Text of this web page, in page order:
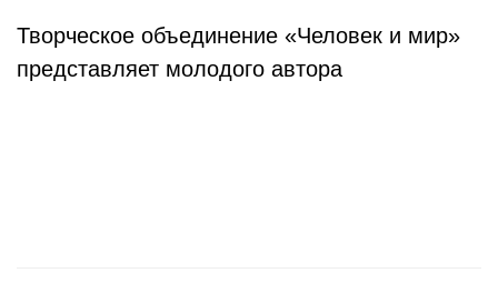
Творческое объединение «Человек и мир»
представляет молодого автора